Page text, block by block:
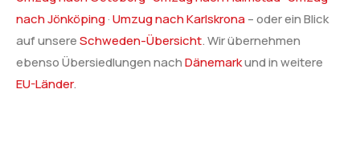
nach Jönköping·Umzug nach Karlskrona– oder ein Blick
auf unsereSchweden-Übersicht. Wir übernehmen
ebenso Übersiedlungen nachDänemarkund in weitere
EU-Länder.